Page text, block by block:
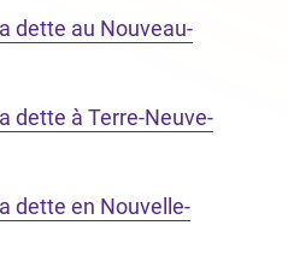
dette au Nouveau-
dette à Terre-Neuve-
dette en Nouvelle-